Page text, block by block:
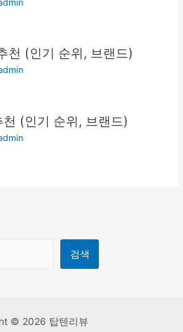
천 (인기 순위, 브랜드)
(인기 순위, 브랜드)
검색
© 2026 탑텐리뷰